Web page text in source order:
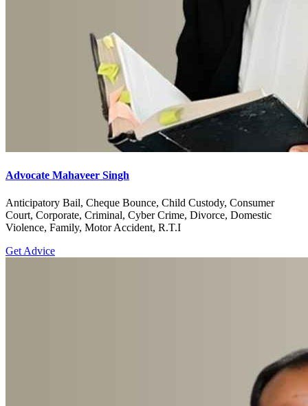
Advocate Mahaveer Singh
Anticipatory Bail, Cheque Bounce, Child Custody, Consumer
Court, Corporate, Criminal, Cyber Crime, Divorce, Domestic
Violence, Family, Motor Accident, R.T.I
Get Advice